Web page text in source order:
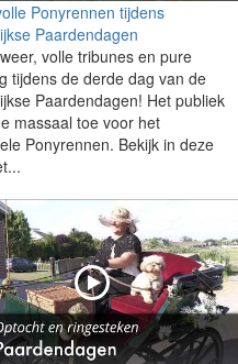
Ponyrennen tijdens
Paardendagen
volle tribunes en pure
tijdens de derde dag van de
Paardendagen! Het publiek
massaal toe voor het
Ponyrennen. Bekijk in deze